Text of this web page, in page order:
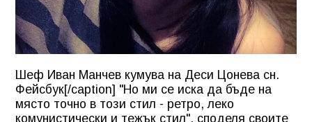
Шеф Иван Манчев кумува на Деси Цонева сн.
Фейсбук[/caption] "Но ми се иска да бъде на
място точно в този стил - ретро, леко
комунистически и тежък стил", споделя своите